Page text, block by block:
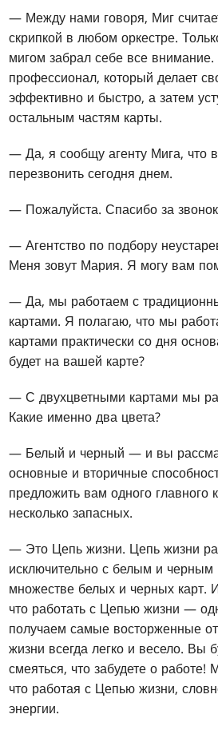
— Между нами говоря, Миг
скрипкой в любом оркестре.
мигом забрал себе все
профессионал, который делает
эффективно и быстро, а затем
остальным частям карты.
— Да, я сообщу агенту Мига, что
перезвонить сегодня днем.
— Пожалуйста. Спасибо за
— Агентство по подбору
Меня зовут Мария. Я могу вам
— Да, мы работаем с
картами. Я полагаю, что мы
картами практически со дня
будет на вашей карте?
— С двухцветными картами мы
Какие именно два цвета?
— Белый и черный — и вы
основные и вторичные
предложить вам одного главного
несколько запасных.
— Это Цепь жизни. Цепь жизни
исключительно с белым и черным
множестве белых и черных карт.
что работать с Цепью жизни —
получаем самые восторженные
жизни всегда легко и весело. Вы
смеяться, что забудете о работе!
что работая с Цепью жизни,
энергии.